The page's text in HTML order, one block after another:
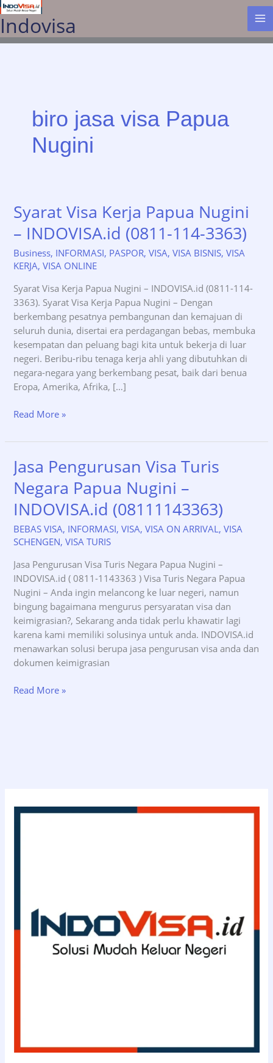
Lewati
ke
konten
Indovisa
biro jasa visa Papua
Nugini
Syarat Visa Kerja Papua Nugini
– INDOVISA.id (0811-114-3363)
Business, INFORMASI, PASPOR,VISA,VISA BISNIS,VISA
KERJA,VISA ONLINE
Syarat Visa Kerja Papua Nugini – INDOVISA.id (0811-114-
3363). Syarat Visa Kerja Papua Nugini – Dengan
berkembang pesatnya pembangunan dan kemajuan di
seluruh dunia, disertai era perdagangan bebas, membuka
kesempatan dan peluang bagi kita untuk bekerja di luar
negeri. Beribu-ribu tenaga kerja ahli yang dibutuhkan di
negara-negara yang berkembang pesat, baik dari benua
Eropa, Amerika, Afrika, […]
Syarat
Kerja
Nugini
–
INDOVISA.id
(0811-
114-
3363)
Read More »
Jasa Pengurusan Visa Turis
Negara Papua Nugini –
INDOVISA.id (08111143363)
BEBAS VISA, INFORMASI,VISA,VISA ON ARRIVAL,VISA
SCHENGEN,VISA TURIS
Jasa Pengurusan Visa Turis Negara Papua Nugini –
INDOVISA.id ( 0811-1143363 ) Visa Turis Negara Papua
Nugini – Anda ingin melancong ke luar negeri, namun
bingung bagaimana mengurus persyaratan visa dan
keimigrasian?, Sekarang anda tidak perlu khawatir lagi
karena kami memiliki solusinya untuk anda. INDOVISA.id
menawarkan solusi berupa jasa pengurusan visa anda dan
dokumen keimigrasian
Jasa
(08111143363)
Read More »